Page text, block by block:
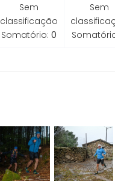
Sem
classificação
Somatório: 0
Sem
Somatório: